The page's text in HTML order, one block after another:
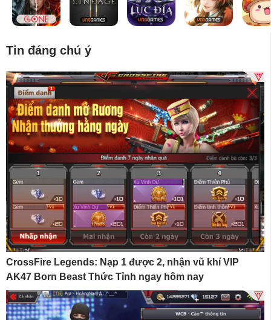
Tin đáng chú ý
CrossFire Legends: Nạp 1 được 2, nhận vũ khí VIP
AK47 Born Beast Thức Tỉnh ngay hôm nay